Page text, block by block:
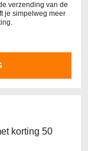
verzending van de
je simpelweg meer
korting 50